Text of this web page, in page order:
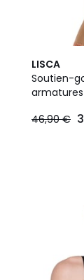
LISCA
Soutien-
46,90 €
2
Couleurs